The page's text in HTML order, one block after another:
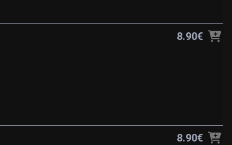
8.90€
8.90€